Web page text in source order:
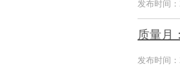
发布时间：
质量月
发布时间：